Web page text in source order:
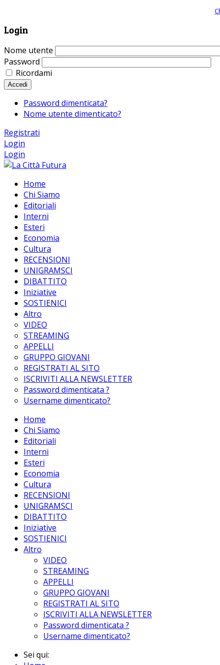
Login
Nome utente
Password
Ricordami
Accedi
Password dimenticata?
Nome utente dimenticato?
Registrati
Login
Login
Home
Chi Siamo
Editoriali
Interni
Esteri
Economia
Cultura
RECENSIONI
UNIGRAMSCI
DIBATTITO
Iniziative
SOSTIENICI
Altro
VIDEO
STREAMING
APPELLI
GRUPPO GIOVANI
REGISTRATI AL SITO
ISCRIVITI ALLA NEWSLETTER
Password dimenticata ?
Username dimenticato?
Home
Chi Siamo
Editoriali
Interni
Esteri
Economia
Cultura
RECENSIONI
UNIGRAMSCI
DIBATTITO
Iniziative
SOSTIENICI
Altro
VIDEO
STREAMING
APPELLI
GRUPPO GIOVANI
REGISTRATI AL SITO
ISCRIVITI ALLA NEWSLETTER
Password dimenticata ?
Username dimenticato?
Sei qui: